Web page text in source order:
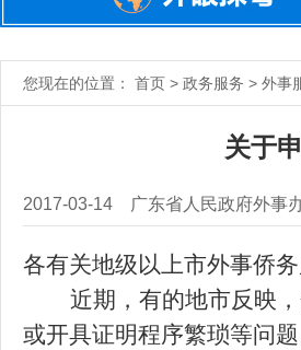
您现在的位置： 首页 > 政务服务 > 外事
关于
2017-03-14 广东省人民政府外事
各有关地级以上市外事侨务
近期 ，有的地市反映，
或开具证明程序繁琐等问题